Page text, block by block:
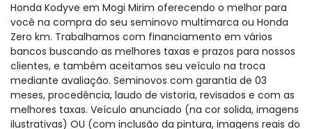
Honda Kodyve em Mogi Mirim oferecendo o melhor para
você na compra do seu seminovo multimarca ou Honda
Zero km. Trabalhamos com financiamento em vários
bancos buscando as melhores taxas e prazos para nossos
clientes, e também aceitamos seu veículo na troca
mediante avaliação. Seminovos com garantia de 03
meses, procedência, laudo de vistoria, revisados e com as
melhores taxas. Veículo anunciado (na cor solida, imagens
ilustrativas) OU (com inclusão da pintura, imagens reais do